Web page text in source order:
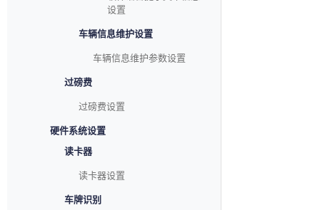
设置
车辆信息维护设置
车辆信息维护参数设置
过磅费
过磅费设置
硬件系统设置
读卡器
读卡器设置
车牌识别